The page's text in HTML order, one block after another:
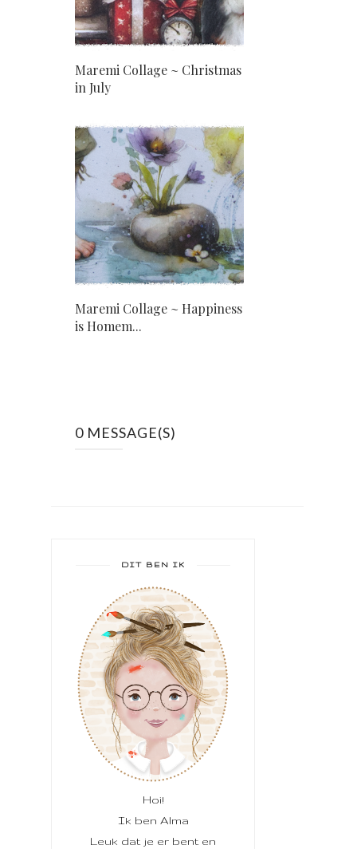
Maremi Collage ~ Christmas
in July
Maremi Collage ~ Happiness
is Homem...
0 MESSAGE(S)
DIT BEN IK
Hoi!
Ik ben Alma
Leuk dat je er bent en